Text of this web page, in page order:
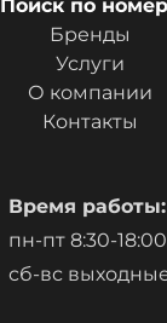
Поиск по
Бренды
Услуги
О компании
Контакты
Время работы:
пн-пт 8:30-18:00
сб-вс